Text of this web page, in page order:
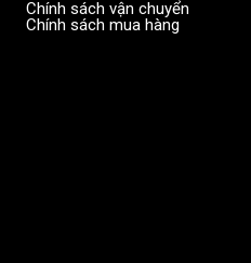
Chính sách vận chuyển
Chính sách mua hàng